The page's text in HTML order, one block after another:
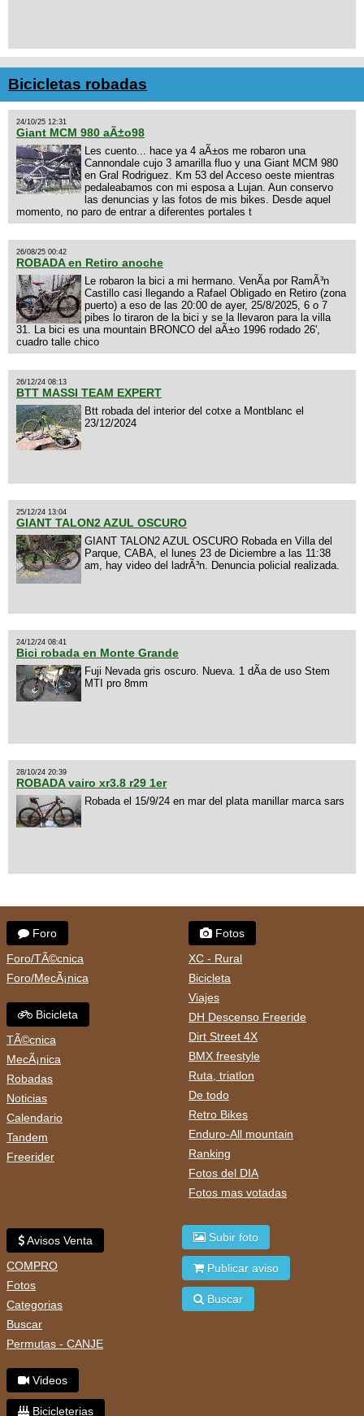
Bicicletas robadas
24/10/25 12:31
Giant MCM 980 aÃ±o98
Les cuento... hace ya 4 aÃ±os me robaron una
Cannondale cujo 3 amarilla fluo y una Giant MCM 980
en Gral Rodriguez. Km 53 del Acceso oeste mientras
pedaleabamos con mi esposa a Lujan. Aun conservo
las denuncias y las fotos de mis bikes. Desde aquel
momento, no paro de entrar a diferentes portales t
26/08/25 00:42
ROBADA en Retiro anoche
Le robaron la bici a mi hermano. VenÃ­a por RamÃ³n
Castillo casi llegando a Rafael Obligado en Retiro (zona
puerto) a eso de las 20:00 de ayer, 25/8/2025, 6 o 7
pibes lo tiraron de la bici y se la llevaron para la villa
31. La bici es una mountain BRONCO del aÃ±o 1996 rodado 26',
cuadro talle chico
26/12/24 08:13
BTT MASSI TEAM EXPERT
Btt robada del interior del cotxe a Montblanc el
23/12/2024
25/12/24 13:04
GIANT TALON2 AZUL OSCURO
GIANT TALON2 AZUL OSCURO Robada en Villa del
Parque, CABA, el lunes 23 de Diciembre a las 11:38
am, hay video del ladrÃ³n. Denuncia policial realizada.
24/12/24 08:41
Bici robada en Monte Grande
Fuji Nevada gris oscuro. Nueva. 1 dÃ­a de uso Stem
MTI pro 8mm
28/10/24 20:39
ROBADA vairo xr3.8 r29 1er
Robada el 15/9/24 en mar del plata manillar marca sars
Foro
Foro/TÃ©cnica
Foro/MecÃ¡nica
Bicicleta
TÃ©cnica
MecÃ¡nica
Robadas
Noticias
Calendario
Tandem
Freerider
Fotos
XC - Rural
Bicicleta
Viajes
DH Descenso Freeride
Dirt Street 4X
BMX freestyle
Ruta, triatlon
De todo
Retro Bikes
Enduro-All mountain
Ranking
Fotos del DIA
Fotos mas votadas
Avisos Venta
COMPRO
Fotos
Categorias
Buscar
Permutas - CANJE
Videos
Bicicleterias
Subir foto
Publicar aviso
Buscar